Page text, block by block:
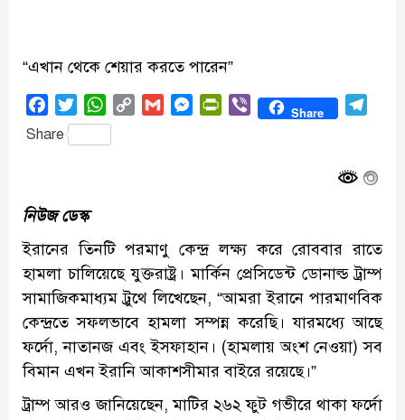
“এখান থেকে শেয়ার করতে পারেন”
FacebookTwitterWhatsApp
Copy
Gmail MessengerPrintFriendly
Viber Share
Share
নিউজ ডেস্ক
ইরানের তিনটি পরমাণু কেন্দ্র লক্ষ্য করে রোববার রাতে
হামলা চালিয়েছে যুক্তরাষ্ট্র। মার্কিন প্রেসিডেন্ট ডোনাল্ড ট্রাম্প
সামাজিকমাধ্যম ট্রুথে লিখেছেন, “আমরা ইরানে পারমাণবিক
কেন্দ্রতে সফলভাবে হামলা সম্পন্ন করেছি। যারমধ্যে আছে
ফর্দো, নাতানজ এবং ইসফাহান। (হামলায় অংশ নেওয়া) সব
বিমান এখন ইরানি আকাশসীমার বাইরে রয়েছে।”
ট্রাম্প আরও জানিয়েছেন, মাটির ২৬২ ফুট গভীরে থাকা ফর্দো